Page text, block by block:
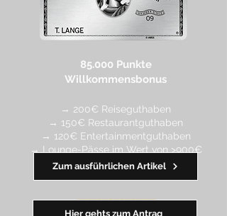
85.000 Punkte
Willkommensbonus
→ 200€ Reiseguthaben
→ 150€ Restaurantguthaben
→ 120€ Entertainmentguthaben
→ Lounge-Pässe im Wert von >900€
━━━━━━━
Zum ausführlichen Artikel
Hier gehts zum Antrag